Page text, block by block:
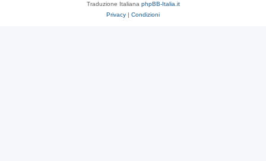
Traduzione Italiana phpBB-Italia.it
Privacy | Condizioni